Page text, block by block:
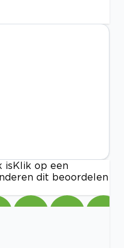
is Klik op een
dit beoordelen